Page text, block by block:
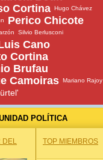
Cortina Hugo Chávez
Perico Chicote
Silvio Berlusconi
Cano
Cortina
Brufau
Camoiras Mariano Rajoy
POLÍTICA
DEL
TOP MIEMBROS